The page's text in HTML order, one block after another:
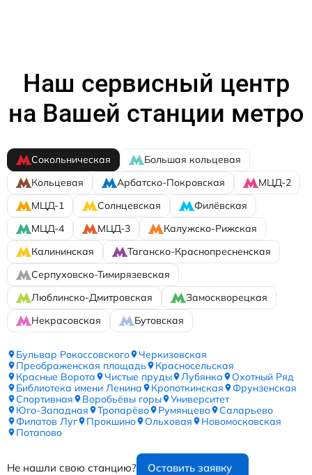
Наш сервисный центр
на Вашей станции метро
Сокольническая
Большая кольцевая
Кольцевая
Арбатско-Покровская
МЦД-2
МЦД-1
Солнцевская
Филёвская
МЦД-4
МЦД-3
Калужско-Рижская
Калининская
Таганско-Краснопресненская
Серпуховско-Тимирязевская
Люблинско-Дмитровская
Замоскворецкая
Некрасовская
Бутовская
Бульвар Рокоссовского
Черкизовская
Преображенская площадь
Красносельская
Красные Ворота
Чистые пруды Лубянка
Охотный Ряд
Библиотека имени Ленина
Кропоткинская
Фрунзенская
Спортивная
Воробьёвы горы
Университет
Юго-Западная
Тропарёво Румянцево
Саларьево
Филатов Луг
Прокшино Ольховая
Новомосковская
Потапово
Не нашли свою станцию? Оставить заявку